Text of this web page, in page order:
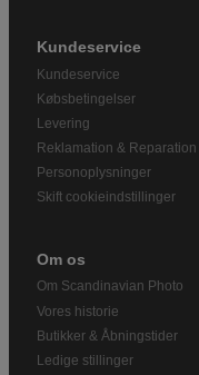
Kundeservice
Kundeservice
Købsbetingelser
Levering
Reklamation & Reparation
Personoplysninger
Skift cookieindstillinger
Om os
Om Scandinavian Photo
Vores historie
Butikker & Åbningstider
Ledige stillinger